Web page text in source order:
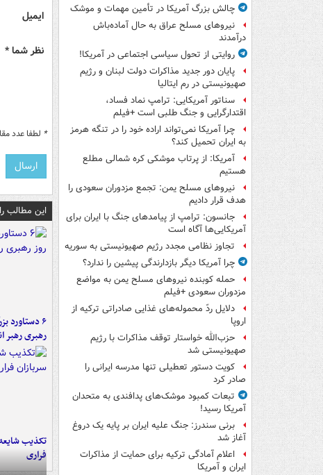
چالش بزرگ آمریکا در تأمین مهمات و موشک
نیروهای مسلح عراق به حال آماده‌باش
درآمدند
روایتی از تحول سیاسی اجتماعی در آمریکا!
پایان دور جدید مذاکرات دولت لبنان و رژیم
صهیونیستی در رم ایتالیا
سناتور آمریکایی: ترامپ نماد فساد،
اقتدارگرایی و جنگ طلبی است +فیلم
چرا آمریکا نمی‌تواند اراده خود را در تنگه هرمز
به ایران تحمیل کند؟
آمریکا: از پرتاب موشکی کره شمالی مطلع
هستیم
نیروهای مسلح یمن: تجمع مزدوران سعودی را
هدف قرار دادیم
جانسون: ترامپ از پیامدهای جنگ با ایران برای
آمریکایی‌ها آگاه است
تجاوز نظامی مجدد رژیم صهیونیستی به سوریه
چرا آمریکا دیگر بازدارندگی پیشین را ندارد؟
حمله کوبنده نیروهای مسلح یمن به مواضع
مزدوران سعودی +فیلم
دلایل ردّ محموله‌های غذایی صادراتی ترکیه از
اروپا
حزب‌الله خواستار توقف مذاکرات با رژیم
صهیونیستی شد
کویت دستور تعطیلی تنها مدرسه ایرانی را
صادر کرد
تبعات کمبود موشک‌های پدافندی به متحدان
آمریکا رسید!
برنی سندرز: جنگ علیه ایران بر پایه یک دروغ
آغاز شد
اعلام آمادگی ترکیه برای حمایت از مذاکرات
ایران و آمریکا
ایمیل
نظر شما *
* لطفا عدد
این مطالب
رهبری رهبر
تکذیب
فراری